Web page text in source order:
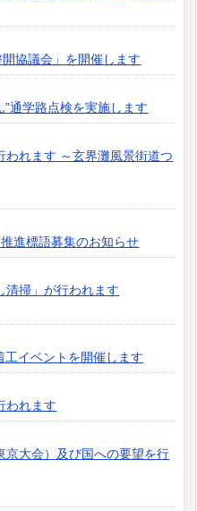
協議会」を開催します
通学路点検を実施します
れます ～玄界灘風景街道つ
進標語募集のお知らせ
清掃」が行われます
工イベントを開催します
われます
京大会）及び国への要望を行